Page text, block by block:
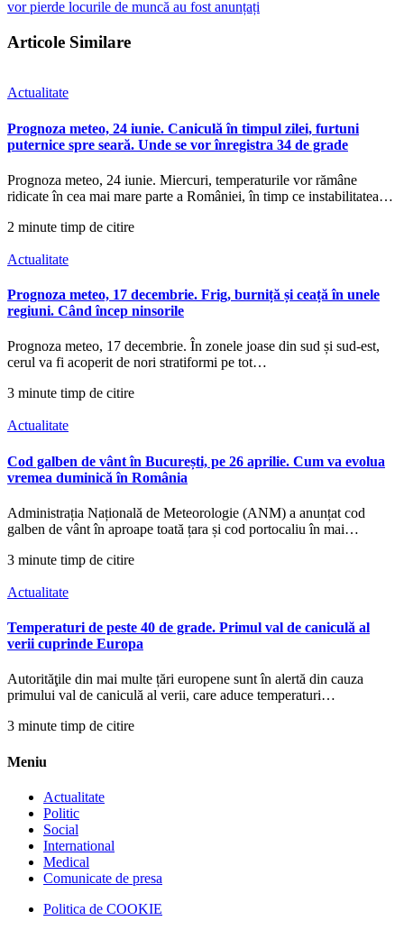
vor pierde locurile de muncă au fost anunțați
Articole Similare
Actualitate
Prognoza meteo, 24 iunie. Caniculă în timpul zilei, furtuni
puternice spre seară. Unde se vor înregistra 34 de grade
Prognoza meteo, 24 iunie. Miercuri, temperaturile vor rămâne
ridicate în cea mai mare parte a României, în timp ce instabilitatea…
2 minute timp de citire
Actualitate
Prognoza meteo, 17 decembrie. Frig, burniță și ceață în unele
regiuni. Când încep ninsorile
Prognoza meteo, 17 decembrie. În zonele joase din sud și sud-est,
cerul va fi acoperit de nori stratiformi pe tot…
3 minute timp de citire
Actualitate
Cod galben de vânt în București, pe 26 aprilie. Cum va evolua
vremea duminică în România
Administrația Națională de Meteorologie (ANM) a anunțat cod
galben de vânt în aproape toată țara și cod portocaliu în mai…
3 minute timp de citire
Actualitate
Temperaturi de peste 40 de grade. Primul val de caniculă al
verii cuprinde Europa
Autorităţile din mai multe țări europene sunt în alertă din cauza
primului val de caniculă al verii, care aduce temperaturi…
3 minute timp de citire
Meniu
Actualitate
Politic
Social
International
Medical
Comunicate de presa
Politica de COOKIE